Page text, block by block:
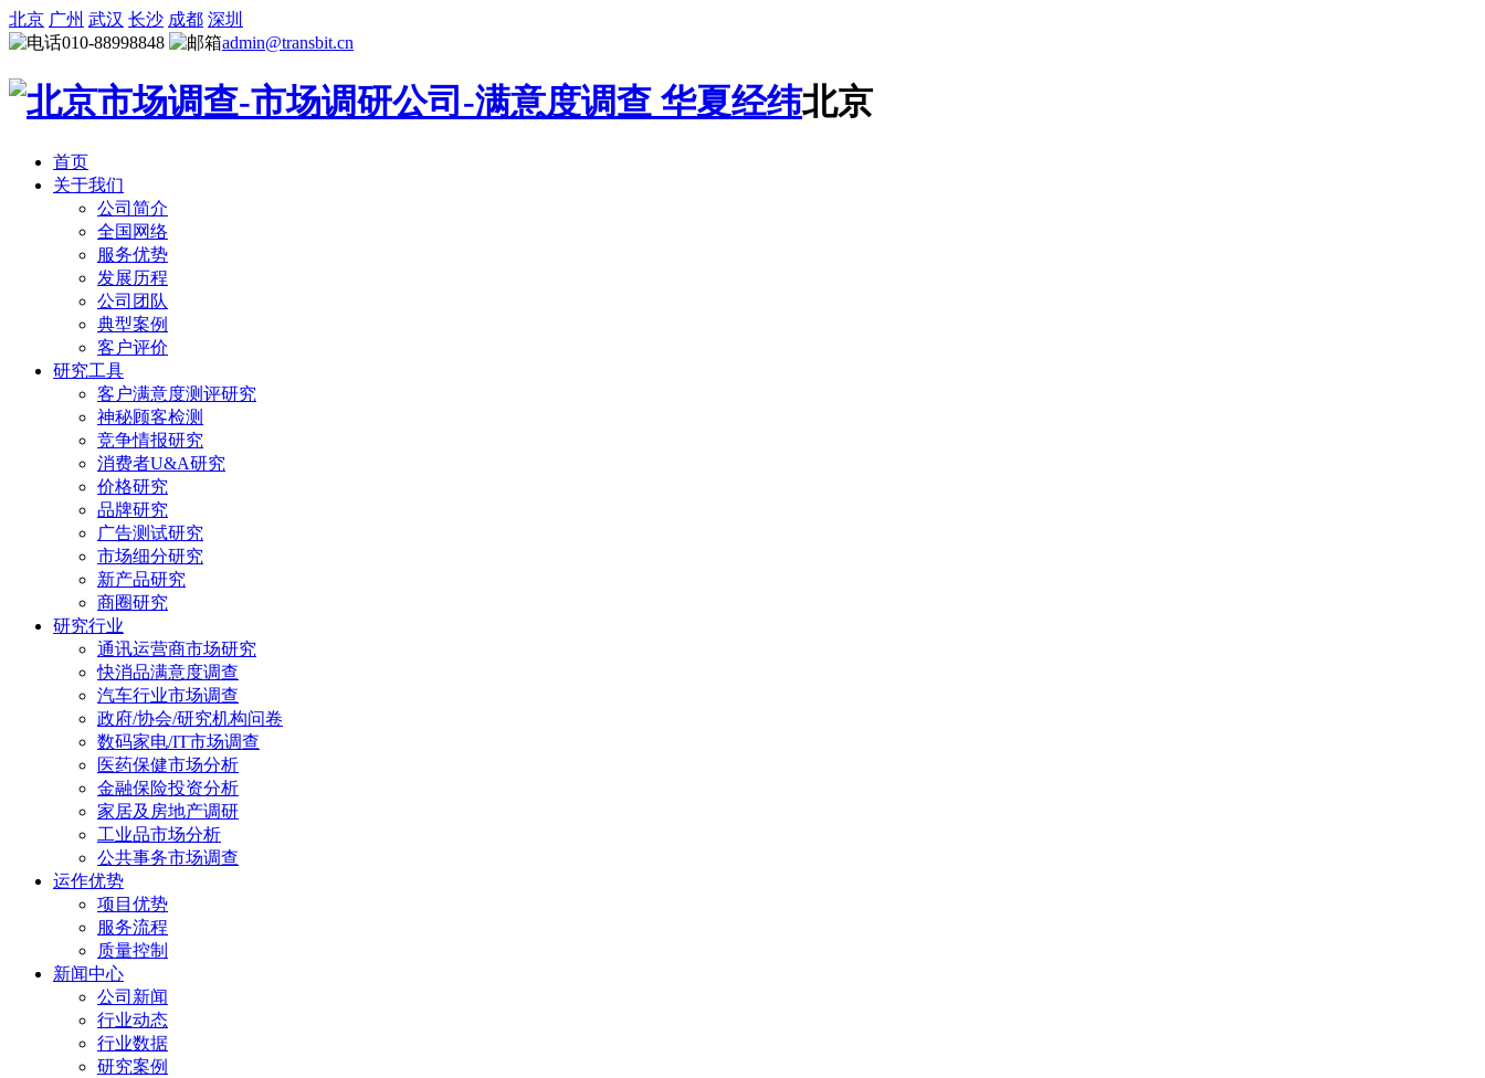
北京 广州 武汉 长沙 成都 深圳
010-88998848
admin@transbit.cn
华夏经纬北京
首页
关于我们
公司简介
全国网络
服务优势
发展历程
公司团队
典型案例
客户评价
研究工具
客户满意度测评研究
神秘顾客检测
竞争情报研究
消费者U&A研究
价格研究
品牌研究
广告测试研究
市场细分研究
新产品研究
商圈研究
研究行业
通讯运营商市场研究
快消品满意度调查
汽车行业市场调查
政府/协会/研究机构问卷
数码家电/IT市场调查
医药保健市场分析
金融保险投资分析
家居及房地产调研
工业品市场分析
公共事务市场调查
运作优势
项目优势
服务流程
质量控制
新闻中心
公司新闻
行业动态
行业数据
研究案例